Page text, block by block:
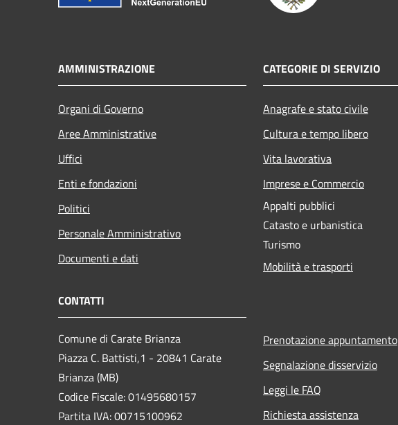
AMMINISTRAZIONE
Organi di Governo
Aree Amministrative
Uffici
Enti e fondazioni
Politici
Personale Amministrativo
Documenti e dati
CATEGORIE DI SERVIZIO
Anagrafe e stato civile
Cultura e tempo libero
Vita lavorativa
Imprese e Commercio
Appalti pubblici
Catasto e urbanistica
Turismo
Mobilità e trasporti
CONTATTI
Comune di Carate Brianza
Piazza C. Battisti,1 - 20841 Carate
Brianza (MB)
Codice Fiscale: 01495680157
Partita IVA: 00715100962
Prenotazione appuntamento
Segnalazione disservizio
Leggi le FAQ
Richiesta assistenza